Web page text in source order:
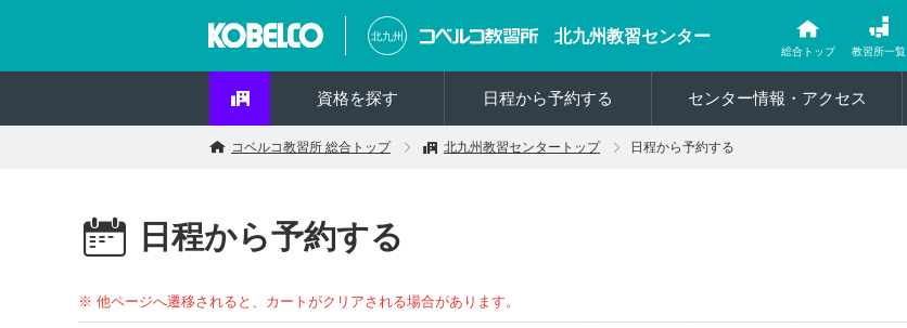
北九州 北九州教習センター
総合トップ 教習所一覧
資格を探す 日程から予約する センター情報・アクセス
コベルコ教習所 総合トップ 北九州教習センタートップ 日程から予約する
日程から予約する
※ 他ページへ遷移されると、カートがクリアされる場合があります。